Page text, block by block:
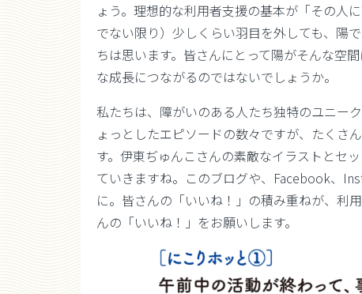
ょう。理想的な利用者支援の基本が「その人
でない限り）少しくらい羽目を外しても、陽
ちは思います。皆さんにとって陽がそんな空
な成長につながるのではないでしょうか。
私たちは、障がいのある人たち独特のユニー
ょっとしたエピソードの数々ですが、たくさ
す。伊東ぢゅんこさんの素敵なイラストとセ
ていきますね。このブログや、Facebook、
に。皆さんの「いいね！」の積み重ねが、利
んの「いいね！」をお願いします。